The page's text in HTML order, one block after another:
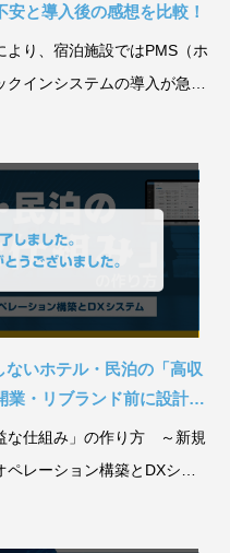
と導入後の感想を比較！
より、宿泊施設ではPMS（ホ
インシステムの導入が急速
いホテル・民泊の「高収
・リブランド前に設計す
テム～
な仕組み」の作り方 ～新規
レーション構築とDXシス